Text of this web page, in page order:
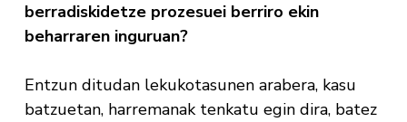
berradiskidetze prozesuei berriro ekin
beharraren inguruan?
Entzun ditudan lekukotasunen arabera, kasu
batzuetan, harremanak tenkatu egin dira, batez